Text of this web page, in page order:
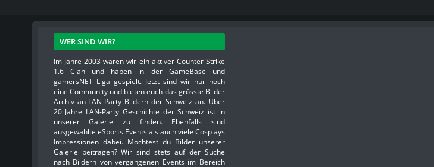
WER SIND WIR?
Im Jahre 2003 waren wir ein aktiver Counter-Strike
1.6 Clan und haben in der GameBase und
gamersNET Liga gespielt. Jetzt sind wir nur noch
eine Community und bieten euch das grösste Bilder
Archiv an LAN-Party Bildern der Schweiz an. Über
20 Jahre LAN-Party Geschichte der Schweiz ist in
unserer Galerie zu finden. Ebenfalls sind
ausgewählte eSports Events als auch viele Cosplays
Impressionen dabei. Möchtest du Bilder unserer
Galerie beitragen? Wir sind stets auf der Suche
nach Bildern von vergangenen Events im Bereich